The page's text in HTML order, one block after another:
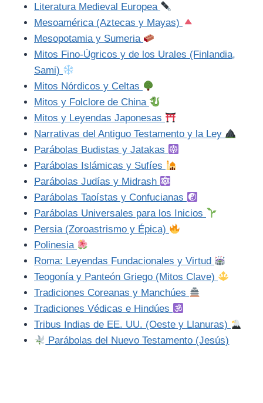
Literatura Medieval Europea
Mesoamérica (Aztecas y Mayas)
Mesopotamia y Sumeria
Mitos Fino-Úgricos y de los Urales (Finlandia,
Sami)
Mitos Nórdicos y Celtas
Mitos y Folclore de China
Mitos y Leyendas Japonesas
Narrativas del Antiguo Testamento y la Ley
Parábolas Budistas y Jatakas
Parábolas Islámicas y Sufíes
Parábolas Judías y Midrash
Parábolas Taoístas y Confucianas
Parábolas Universales para los Inicios
Persia (Zoroastrismo y Épica)
Polinesia
Roma: Leyendas Fundacionales y Virtud
Teogonía y Panteón Griego (Mitos Clave)
Tradiciones Coreanas y Manchúes
Tradiciones Védicas e Hindúes
Tribus Indias de EE. UU. (Oeste y Llanuras)
Parábolas del Nuevo Testamento (Jesús)